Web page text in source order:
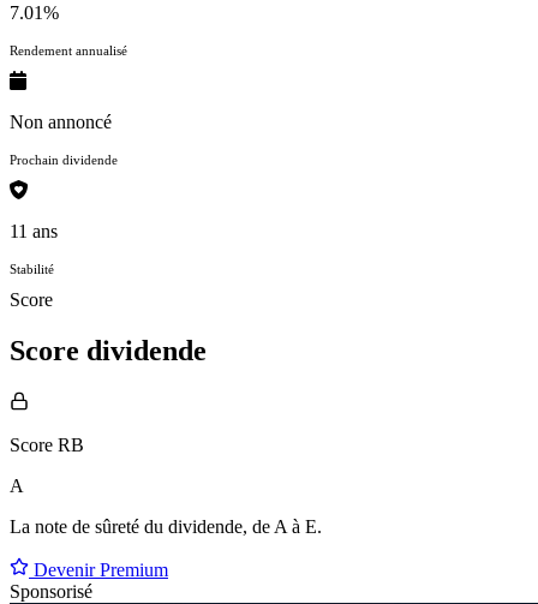
7.01%
Rendement annualisé
Non annoncé
Prochain dividende
11 ans
Stabilité
Score
Score dividende
Score RB
A
La note de sûreté du dividende, de A à E.
Devenir Premium
Sponsorisé